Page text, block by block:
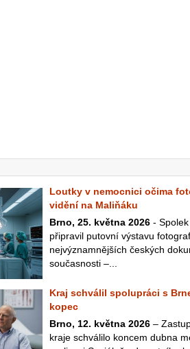
Loutky v nemocnici očima
vidění na Maliňáku
Brno, 25. května 2026 -
připravil putovní výstavu
nejvýznamnějších českých
současnosti –...
Kraj schválil spolupráci s
kopec
Brno, 12. května 2026 –
kraje schválilo koncem dubna